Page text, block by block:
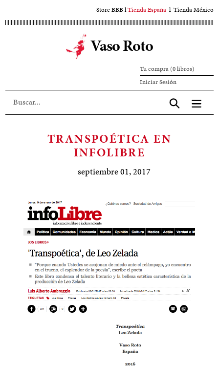
al
Store BBBlTienda España l Tienda México
Vaso Roto
Tu compra (0 libros)
Iniciar SesiónIniciar
sesión
Aceptar
TRANSPOÉTICA EN
INFOLIBRE
septiembre 01, 2017